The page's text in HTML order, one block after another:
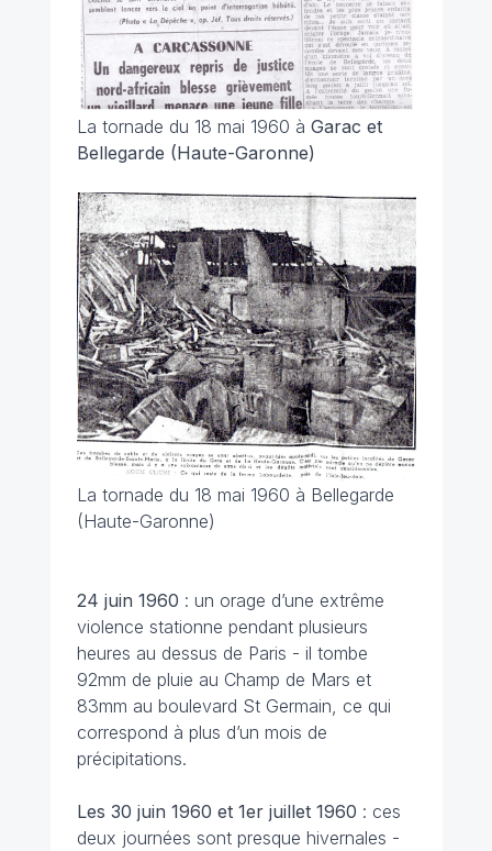
La tornade du 18 mai 1960 à Garac et
Bellegarde (Haute-Garonne)
La tornade du 18 mai 1960 à Bellegarde
(Haute-Garonne)
24 juin 1960 : un orage d’une extrême
violence stationne pendant plusieurs
heures au dessus de Paris - il tombe
92mm de pluie au Champ de Mars et
83mm au boulevard St Germain, ce qui
correspond à plus d’un mois de
précipitations.
Les 30 juin 1960 et 1er juillet 1960 : ces
deux journées sont presque hivernales -